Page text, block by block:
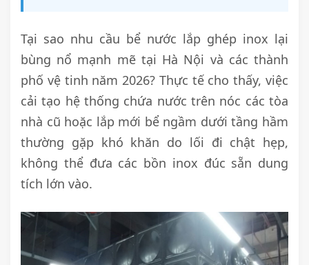
Tại sao nhu cầu bể nước lắp ghép inox lại
bùng nổ mạnh mẽ tại Hà Nội và các thành
phố vệ tinh năm 2026? Thực tế cho thấy, việc
cải tạo hệ thống chứa nước trên nóc các tòa
nhà cũ hoặc lắp mới bể ngầm dưới tầng hầm
thường gặp khó khăn do lối đi chật hẹp,
không thể đưa các bồn inox đúc sẵn dung
tích lớn vào.